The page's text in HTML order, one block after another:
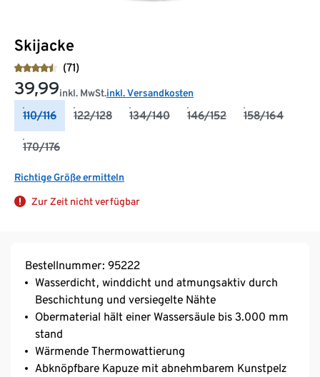
Skijacke
(71)
39,99inkl. MwSt.inkl. Versandkosten
110/116 122/128 134/140 146/152 158/164
170/176
Richtige Größe ermitteln
Zur Zeit nicht verfügbar
Bestellnummer: 95222
Wasserdicht, winddicht und atmungsaktiv durch
Beschichtung und versiegelte Nähte
Obermaterial hält einer Wassersäule bis 3.000 mm
stand
Wärmende Thermowattierung
Abknöpfbare Kapuze mit abnehmbarem Kunstpelz